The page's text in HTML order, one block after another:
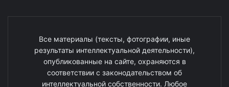
Все материалы (тексты, фотографии, иные
результаты интеллектуальной деятельности),
опубликованные на сайте, охраняются в
соответствии с законодательством об
интеллектуальной собственности. Любое